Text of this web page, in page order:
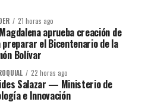
21 horas ago
aprueba creación de
preparar el Bicentenario de la
Bolívar
22 horas ago
Salazar — Ministerio de
e Innovación